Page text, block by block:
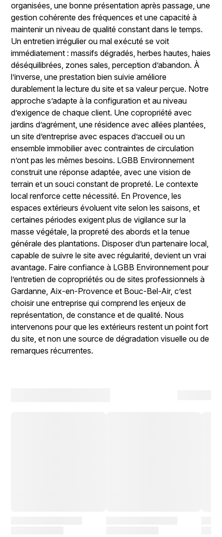
organisées, une bonne présentation après passage, une
gestion cohérente des fréquences et une capacité à
maintenir un niveau de qualité constant dans le temps.
Un entretien irrégulier ou mal exécuté se voit
immédiatement : massifs dégradés, herbes hautes, haies
déséquilibrées, zones sales, perception d’abandon. À
l’inverse, une prestation bien suivie améliore
durablement la lecture du site et sa valeur perçue. Notre
approche s’adapte à la configuration et au niveau
d’exigence de chaque client. Une copropriété avec
jardins d’agrément, une résidence avec allées plantées,
un site d’entreprise avec espaces d’accueil ou un
ensemble immobilier avec contraintes de circulation
n’ont pas les mêmes besoins. LGBB Environnement
construit une réponse adaptée, avec une vision de
terrain et un souci constant de propreté. Le contexte
local renforce cette nécessité. En Provence, les
espaces extérieurs évoluent vite selon les saisons, et
certaines périodes exigent plus de vigilance sur la
masse végétale, la propreté des abords et la tenue
générale des plantations. Disposer d’un partenaire local,
capable de suivre le site avec régularité, devient un vrai
avantage. Faire confiance à LGBB Environnement pour
l’entretien de copropriétés ou de sites professionnels à
Gardanne, Aix-en-Provence et Bouc-Bel-Air, c’est
choisir une entreprise qui comprend les enjeux de
représentation, de constance et de qualité. Nous
intervenons pour que les extérieurs restent un point fort
du site, et non une source de dégradation visuelle ou de
remarques récurrentes.